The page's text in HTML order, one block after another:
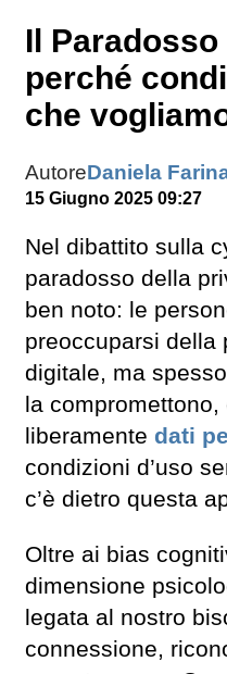
Il
perché
che
AutoreDaniela
15 Giugno 2025 09:27
Nel dibattito sulla
paradosso della
ben noto: le
preoccuparsi della
digitale, ma
la
liberamente dati
condizioni d’uso
c’è dietro questa
Oltre ai bias
dimensione
legata al nostro
connessione,